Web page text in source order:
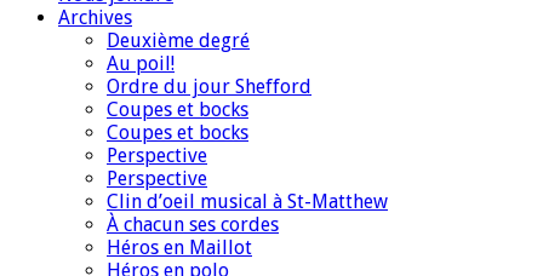
Archives
Deuxième degré
Au poil!
Ordre du jour Shefford
Coupes et bocks
Coupes et bocks
Perspective
Perspective
Clin d’oeil musical à St-Matthew
À chacun ses cordes
Héros en Maillot
Héros en polo